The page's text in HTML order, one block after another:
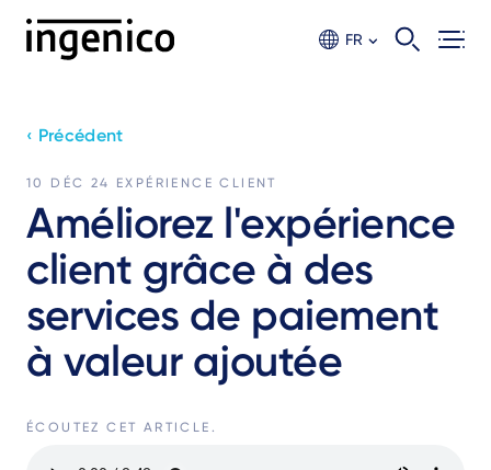
contenu
FR
‹ Précédent
10 DÉC 24 EXPÉRIENCE CLIENT
Améliorez l'expérience
client grâce à des
services de paiement
à valeur ajoutée
ÉCOUTEZ CET ARTICLE.